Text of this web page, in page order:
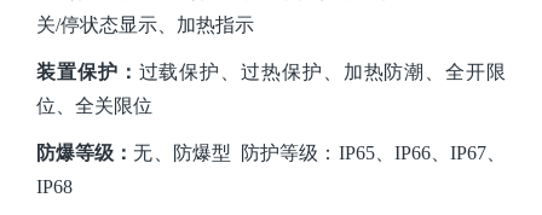
关/停状态显示、加热指示
装置保护： 过载保护、过热保护、加热防潮、全开限
位、全关限位
防爆等级：无、防爆型 防护等级：IP65、IP66、IP67、
IP68